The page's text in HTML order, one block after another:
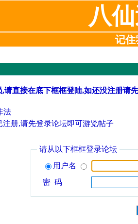
八
记住
请直接在底下框框登陆,如还没注册请
法
注册,请先登录论坛即可游览帖子
请从以下框框登录论坛
用户名
密 码